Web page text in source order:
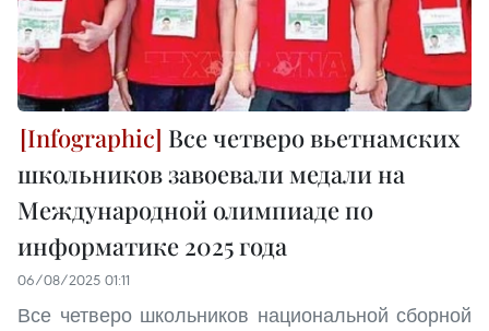
Все четверо вьетнамских
школьников завоевали медали на
Международной олимпиаде по
информатике 2025 года
06/08/2025 01:11
Все четверо школьников национальной сборной